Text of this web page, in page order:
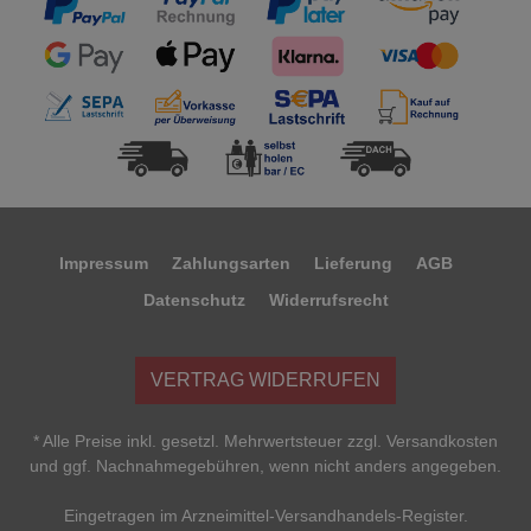
Impressum Zahlungsarten Lieferung
AGB
Datenschutz
Widerrufsrecht
VERTRAG WIDERRUFEN
* Alle Preise inkl. gesetzl. Mehrwertsteuer zzgl. Versandkosten
und ggf. Nachnahmegebühren, wenn nicht anders angegeben.
Eingetragen im Arzneimittel-Versandhandels-Register.